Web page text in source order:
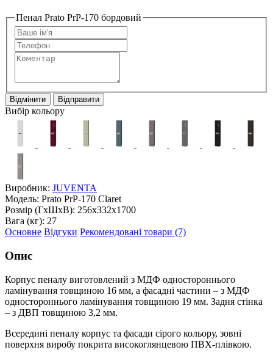
Пенал Prato PrP-170 бордовий
Відмінити Відправити
Вибір кольору
Виробник: JUVENTA
Модель: Prato PrP-170 Claret
Розмір (ГxШxВ): 256x332x1700
Вага (кг): 27
Основне Відгуки Рекомендовані товари (7)
Опис
Корпус пеналу виготовлений з МДФ одностороннього
ламінування товщиною 16 мм, а фасадні частини – з МДФ
одностороннього ламінування товщиною 19 мм. Задня стінка
– з ДВП товщиною 3,2 мм.
Всередині пеналу корпус та фасади сірого кольору, зовні
поверхня виробу покрита високоглянцевою ПВХ-плівкою.